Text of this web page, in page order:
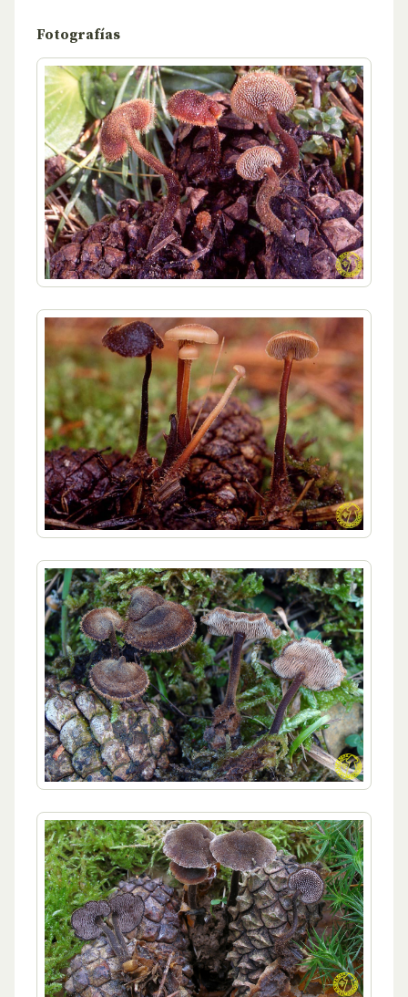
Fotografías